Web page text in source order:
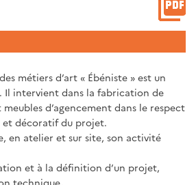
métiers d’art « Ébéniste » est un
Il intervient dans la fabrication de
d’agencement dans le respect
décoratif du projet.
en atelier et sur site, son activité
et à la définition d’un projet,